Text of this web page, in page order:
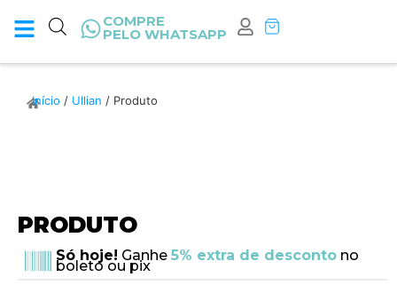
COMPRE
PELO WHATSAPP
Início / Ullian / Produto
PRODUTO
Só hoje! Ganhe 5% extra de descontono
boleto ou pix